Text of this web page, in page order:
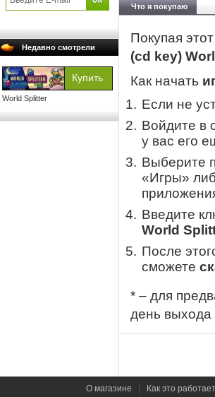
Недавно смотрели
World Splitter
Что я покупаю
Покупая
(cd key)
Как начать
Если не
Войдите в
у вас его
Выберите
«Игры»
Введите
World
После
сможете
* – для
день выхода
О магазине Как это